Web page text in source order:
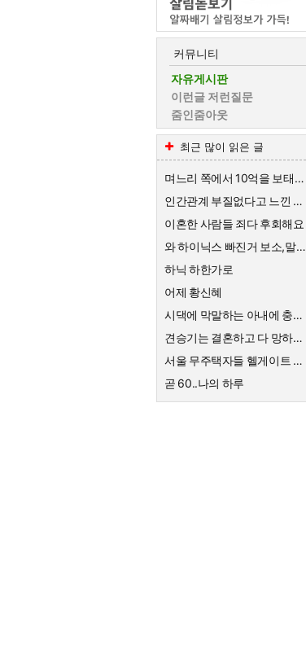
커뮤니티
자유게시판
이런글 저런질문
줌인줌아웃
최근 많이 읽은 글
며느리 쪽에서 10억을 보태준대요.
인간관계 부질없다고 느낀 순간
이혼한 사람들 죄다 후회해요
와 하이닉스 빠진거 보소,말이 안나옴
하닉 하한가로
어제 황신혜
시댁에 막말하는 아내에 충격받은 스튜디오
견승기는 결혼하고 다 망하네요
서울 무주택자들 헬게이트 열리네요
곧 60..나의 하루